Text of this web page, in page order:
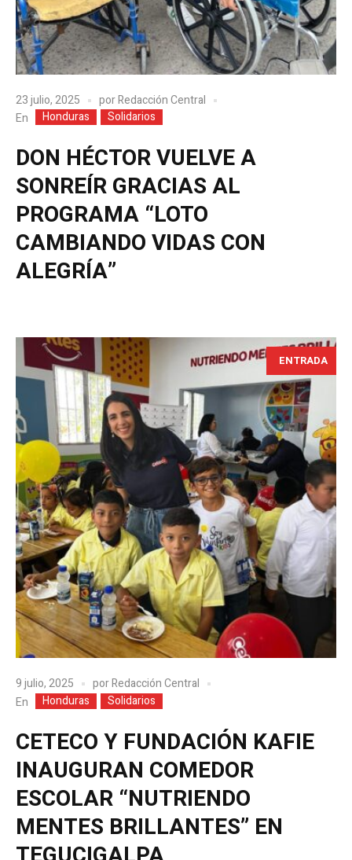
23 julio, 2025 porRedacción Central
En
Honduras Solidarios
DON HÉCTOR VUELVE A
SONREÍR GRACIAS AL
PROGRAMA “LOTO
CAMBIANDO VIDAS CON
ALEGRÍA”
ENTRADA
9 julio, 2025 porRedacción Central
En
Honduras Solidarios
CETECO Y FUNDACIÓN KAFIE
INAUGURAN COMEDOR
ESCOLAR “NUTRIENDO
MENTES BRILLANTES” EN